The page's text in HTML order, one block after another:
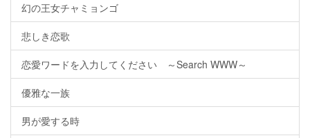
幻の王女チャミョンゴ
悲しき恋歌
恋愛ワードを入力してください ～Search WWW～
優雅な一族
男が愛する時